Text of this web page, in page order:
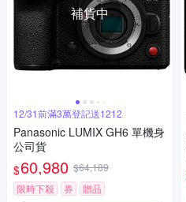
補貨中
12/31前滿3萬登記送1212
Panasonic LUMIX GH6 單機身
公司貨
$60,980 $64,189
限時下殺
券 贈品